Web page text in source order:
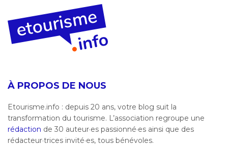
À PROPOS DE NOUS
Etourisme.info : depuis 20 ans, votre blog suit la
transformation du tourisme. L’association regroupe une
rédaction de 30 auteur·es passionné·es ainsi que des
rédacteur·trices invité·es, tous bénévoles.